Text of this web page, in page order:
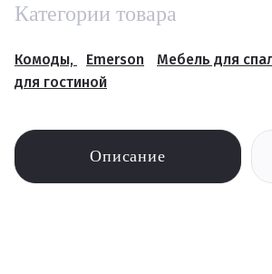
Категории товара
Комоды, Emerson Мебель для
для гостиной
Описание